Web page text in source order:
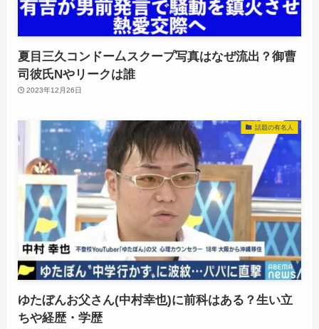
夏目三久コンドー厶スクープ写真はなぜ流出？御曹
司彼氏Nやリークは誰
2023年12月26日
話題の有名人
ゆたぼんお父さん(中村幸也)に前科はある？生い立
ちや経歴・学歴